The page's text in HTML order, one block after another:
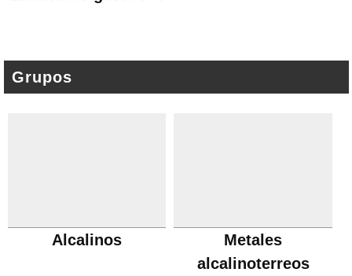
Grupos
Alcalinos
Metales
alcalinoterreos